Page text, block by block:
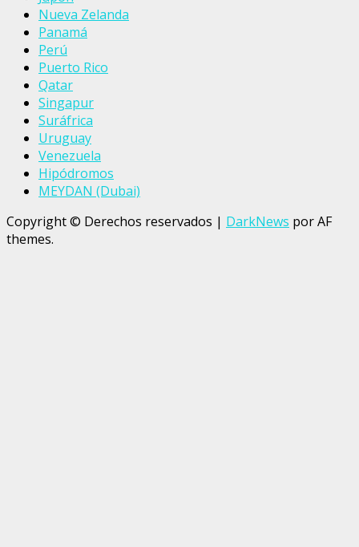
Nueva Zelanda
Panamá
Perú
Puerto Rico
Qatar
Singapur
Suráfrica
Uruguay
Venezuela
Hipódromos
MEYDAN (Dubai)
Copyright © Derechos reservados | DarkNews por AF
themes.